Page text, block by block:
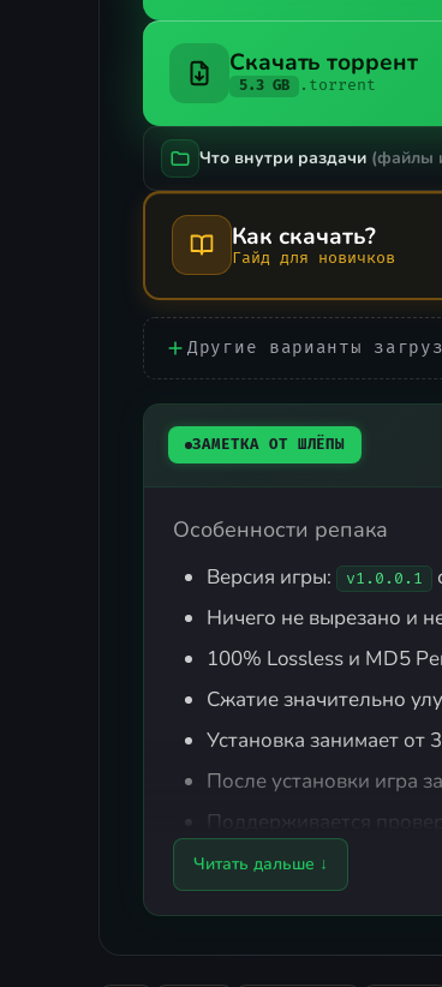
Скачать торрент
5.3 GB .torrent
Что внутри раздачи (файлы
Как скачать?
Гайд для новичков
Другие варианты
ЗАМЕТКА ОТ ШЛЁПЫ
Особенности репака
Версия игры: v1.0.0.1
Ничего не вырезано и
100% Lossless и MD5
Сжатие значительно
Установка занимает от
После установки игра
Поддерживается
Язык можно сменить в
DLC
Ruka/Misaki/Choshiro -
Читать дальше ↓